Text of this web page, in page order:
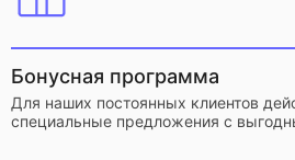
Бонусная программа
Для наших постоянных клиентов
специальные предложения с